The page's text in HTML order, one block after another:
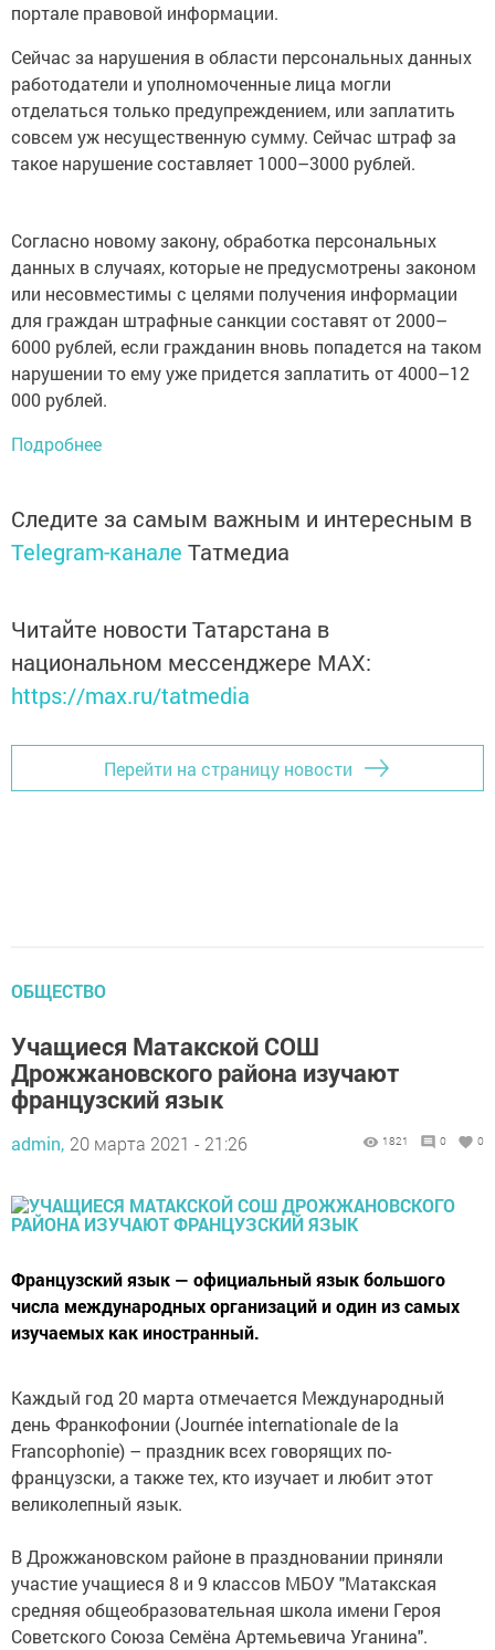
портале правовой информации.
Сейчас за нарушения в области персональных данных
работодатели и уполномоченные лица могли
отделаться только предупреждением, или заплатить
совсем уж несущественную сумму. Сейчас штраф за
такое нарушение составляет 1000–3000 рублей.
Согласно новому закону, обработка персональных
данных в случаях, которые не предусмотрены законом
или несовместимы с целями получения информации
для граждан штрафные санкции составят от 2000–
6000 рублей, если гражданин вновь попадется на таком
нарушении то ему уже придется заплатить от 4000–12
000 рублей.
Подробнее
Следите за самым важным и интересным в
Telegram-канале Татмедиа
Читайте новости Татарстана в
национальном мессенджере MАХ:
https://max.ru/tatmedia
Перейти на страницу новости
ОБЩЕСТВО
Учащиеся Матакской СОШ
Дрожжановского района изучают
французский язык
admin, 20 марта 2021 - 21:26 1821 0 0
Французский язык — официальный язык большого
числа международных организаций и один из самых
изучаемых как иностранный.
Каждый год 20 марта отмечается Международный
день Франкофонии (Journée internationale de la
Francophonie) – праздник всех говорящих по-
французски, а также тех, кто изучает и любит этот
великолепный язык.
В Дрожжановском районе в праздновании приняли
участие учащиеся 8 и 9 классов МБОУ "Матакская
средняя общеобразовательная школа имени Героя
Советского Союза Семёна Артемьевича Уганина".